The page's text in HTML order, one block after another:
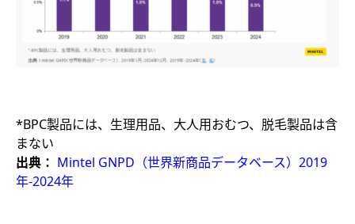
*BPC製品には、生理用品、大人用おむつ、脱毛製品は含
まない
出典： Mintel GNPD（世界新商品データベース）2019
年-2024年